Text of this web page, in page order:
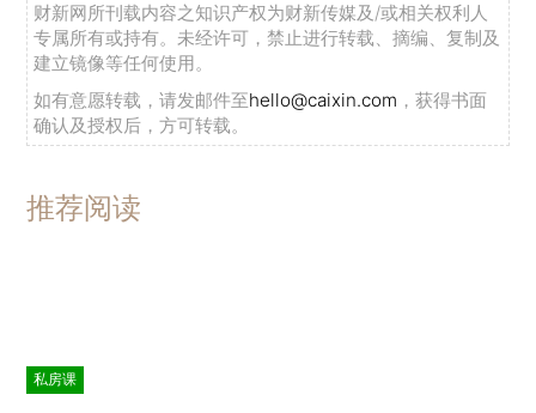
财新网所刊载内容之知识产权为财新传媒及/或相关权利人
专属所有或持有。未经许可，禁止进行转载、摘编、复制及
建立镜像等任何使用。
如有意愿转载，请发邮件至hello@caixin.com ，获得书面
确认及授权后，方可转载。
推荐阅读
私房课